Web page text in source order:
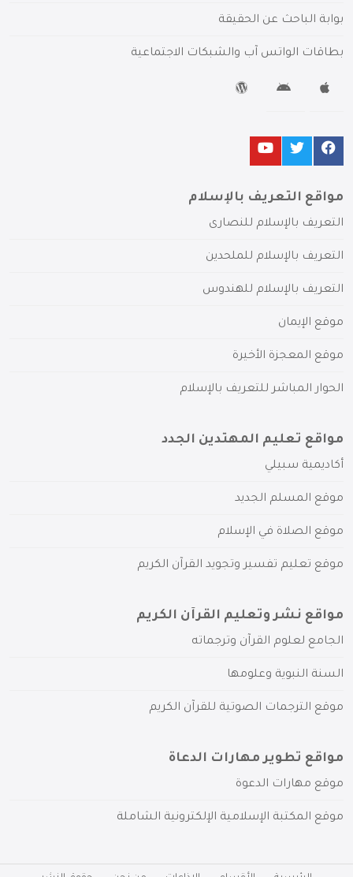
بوابة الباحث عن الحقيقة
بطاقات الواتس آب والشبكات الاجتماعية
مواقع التعريف بالإسلام
التعريف بالإسلام للنصارى
التعريف بالإسلام للملحدين
التعريف بالإسلام للهندوس
موقع الإيمان
موقع المعجزة الأخيرة
الحوار المباشر للتعريف بالإسلام
مواقع تعليم المهتدين الجدد
أكاديمية سبيلي
موقع المسلم الجديد
موقع الصلاة في الإسلام
موقع تعليم تفسير وتجويد القرآن الكريم
مواقع نشر وتعليم القرآن الكريم
الجامع لعلوم القرآن وترجماته
السنة النبوية وعلومها
موقع الترجمات الصوتية للقرآن الكريم
مواقع تطوير مهارات الدعاة
موقع مهارات الدعوة
موقع المكتبة الإسلامية الإلكترونية الشاملة